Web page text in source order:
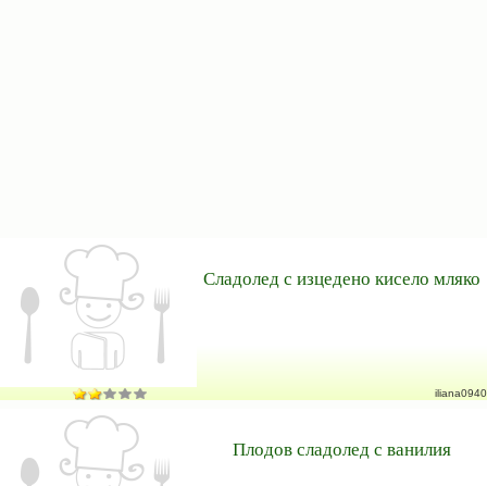
Сладолед с изцедено кисело мляко
iliana0940
Плодов сладолед с ванилия